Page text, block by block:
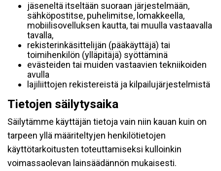
jäseneltä itseltään suoraan järjestelmään,
sähköpostitse, puhelimitse, lomakkeella,
mobiilisovelluksen kautta, tai muulla vastaavalla
tavalla,
rekisterinkäsittelijän (pääkäyttäjä) tai
toimihenkilön (ylläpitäjä) syöttäminä
evästeiden tai muiden vastaavien tekniikoiden
avulla
lajiliittojen rekistereistä ja kilpailujärjestelmistä
Tietojen säilytysaika
Säilytämme käyttäjän tietoja vain niin kauan kuin on
tarpeen yllä määriteltyjen henkilötietojen
käyttötarkoitusten toteuttamiseksi kulloinkin
voimassaolevan lainsäädännön mukaisesti.